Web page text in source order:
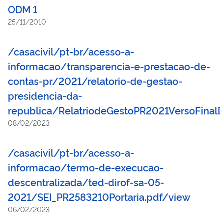
ODM 1
25/11/2010
/casacivil/pt-br/acesso-a-
informacao/transparencia-e-prestacao-de-
contas-pr/2021/relatorio-de-gestao-
presidencia-da-
republica/
08/02/2023
/casacivil/pt-br/acesso-a-
informacao/termo-de-execucao-
descentralizada/ted-dirof-sa-05-
2021/SEI_PR2583210Portaria.pdf/view
06/02/2023